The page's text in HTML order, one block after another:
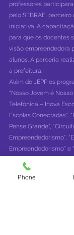
professores
pelo SEBRAE,
iniciativa. A
para que os docentes
visão empreendedora
alunos. A parceria
a prefeitura.
Além do JEPP os
“Nosso Jovem é
Telefônica – Inova
Escolas Conectadas”,
Pense Grande”,
Empreendedorismo”,
Empreendedorismo” e
“A presença de Santo
Phone